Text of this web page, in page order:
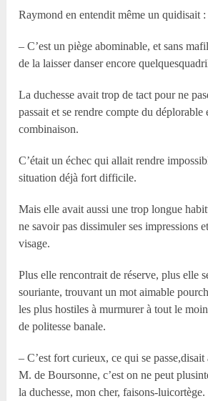
Raymond en entendit même un quidisait :
– C’est un piège abominable, et sans
de la laisser danser encore
La duchesse avait trop de tact pour ne
passait et se rendre compte du déplorable
combinaison.
C’était un échec qui allait rendre
situation déjà fort difficile.
Mais elle avait aussi une trop longue
ne savoir pas dissimuler ses impressions
visage.
Plus elle rencontrait de réserve, plus elle
souriante, trouvant un mot aimable
les plus hostiles à murmurer à tout le
de politesse banale.
– C’est fort curieux, ce qui se
M. de Boursonne, c’est on ne peut
la duchesse, mon cher, faisons-luicortège.